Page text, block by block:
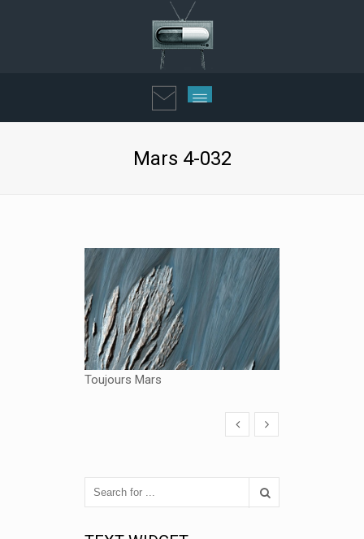
Mars 4-032
Toujours Mars